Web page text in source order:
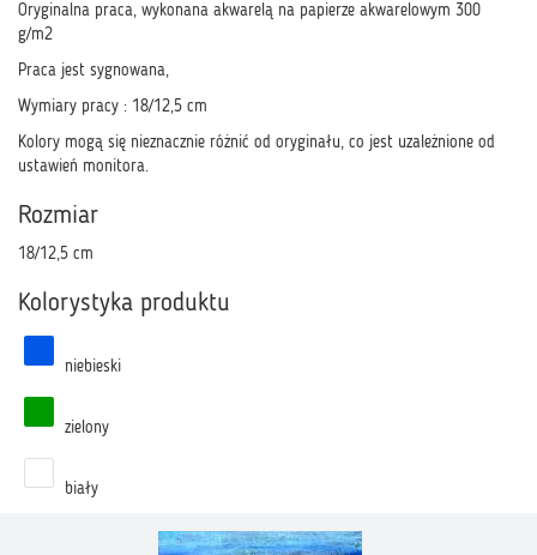
Oryginalna praca, wykonana akwarelą na papierze akwarelowym 300
g/m2
Praca jest sygnowana,
Wymiary pracy : 18/12,5 cm
Kolory mogą się nieznacznie różnić od oryginału, co jest uzależnione od
ustawień monitora.
Rozmiar
18/12,5 cm
Kolorystyka produktu
niebieski
zielony
biały